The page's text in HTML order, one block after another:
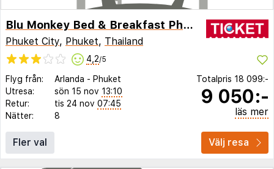
Blu Monkey Bed & Breakfast Phuket
Phuket City, Phuket, Thailand
4,2/5
Flyg från: Arlanda - Phuket
Utresa:
sön 15 nov 13:10
Retur:
tis 24 nov 07:45
Nätter:
8
Totalpris 18 099:-
9 050:-
läs mer
Fler val Välj resa